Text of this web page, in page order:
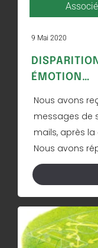
9 Mai 2020
ÉMOTION…
Nous avons
messages de
mails, après la
Nous avons